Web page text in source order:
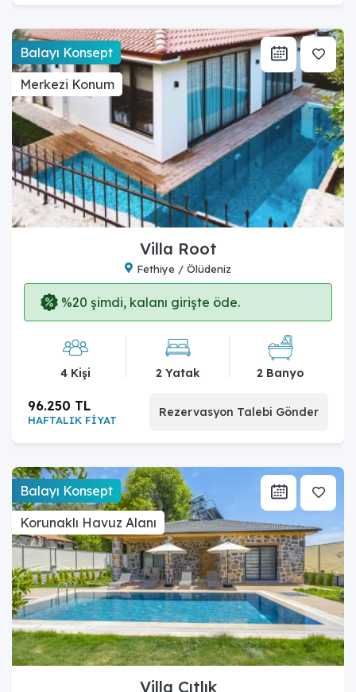
Balayı Konsept
Merkezi Konum
Villa Root
Fethiye / Ölüdeniz
%20 şimdi, kalanı girişte öde.
4 Kişi 2 Yatak 2 Banyo
HAFTALIK FİYAT
96.250 TL Rezervasyon Talebi Gönder
Balayı Konsept
Korunaklı Havuz Alanı
Villa Çıtlık